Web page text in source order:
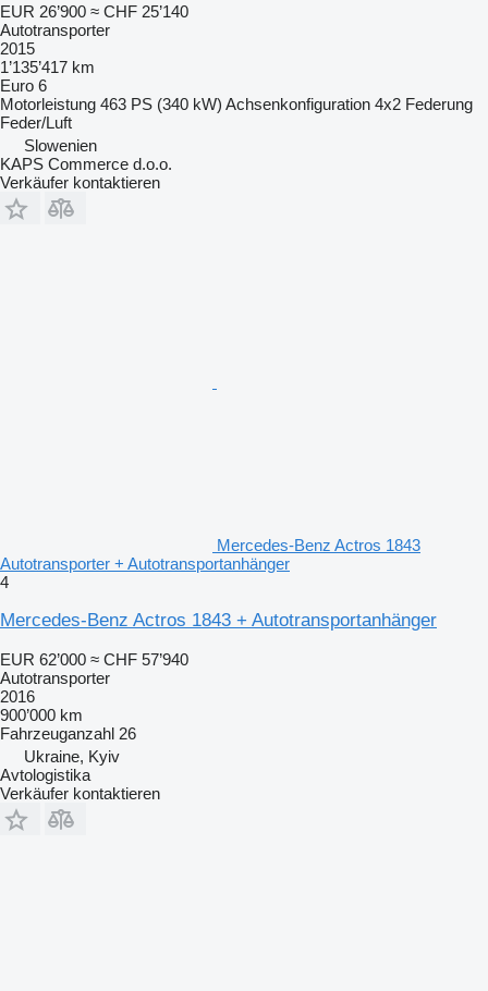
EUR 26’900 ≈ CHF 25’140
Autotransporter
2015
1’135’417 km
Euro 6
Motorleistung 463 PS (340 kW) Achsenkonfiguration 4x2 Federung
Feder/Luft
Slowenien
KAPS Commerce d.o.o.
Verkäufer kontaktieren
Mercedes-Benz Actros 1843
Autotransporter + Autotransportanhänger
4
Mercedes-Benz Actros 1843 + Autotransportanhänger
EUR 62’000 ≈ CHF 57’940
Autotransporter
2016
900’000 km
Fahrzeuganzahl 26
Ukraine, Kyiv
Avtologistika
Verkäufer kontaktieren